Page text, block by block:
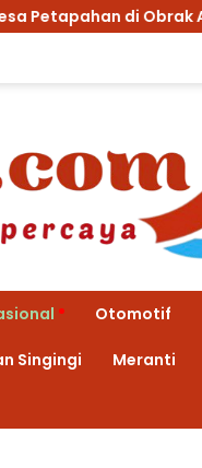
Polsek Tapung
Otomotif
Singingi Meranti